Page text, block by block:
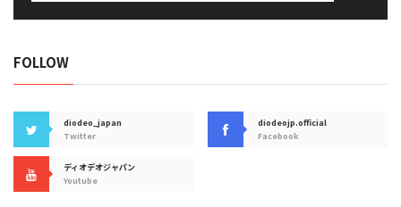
FOLLOW
diodeo_japan
Twitter
diodeojp.official
Facebook
ディオデオジャパン
Youtube